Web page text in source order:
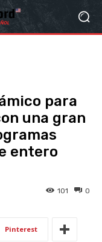
para
una gran
entero
0
101
Pinterest